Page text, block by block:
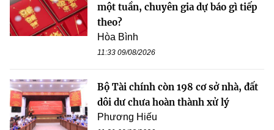
một tuần, chuyên gia dự báo gì tiếp
theo?
Hòa Bình
11:33 09/08/2026
Bộ Tài chính còn 198 cơ sở nhà, đất
dôi dư chưa hoàn thành xử lý
Phương Hiếu